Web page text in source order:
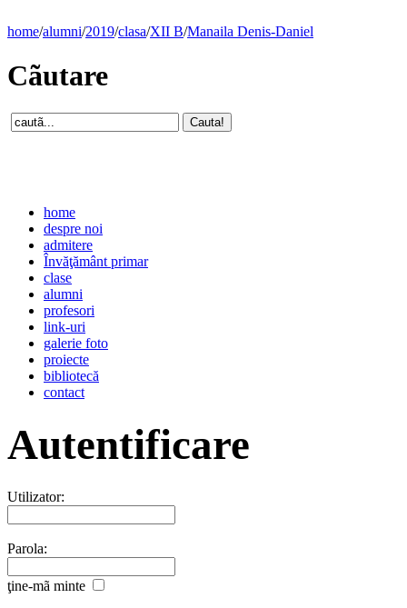
home/alumni/2019/clasa/XII B/Manaila Denis-Daniel
Cãutare
home
despre noi
admitere
Învăţământ primar
clase
alumni
profesori
link-uri
galerie foto
proiecte
bibliotecă
contact
Autentificare
Utilizator:
Parola:
ţine-mã minte